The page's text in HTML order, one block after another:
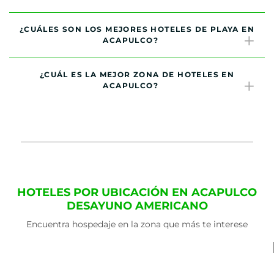
¿CUÁLES SON LOS MEJORES HOTELES DE PLAYA EN
ACAPULCO?
¿CUÁL ES LA MEJOR ZONA DE HOTELES EN
ACAPULCO?
HOTELES POR UBICACIÓN EN ACAPULCO
DESAYUNO AMERICANO
Encuentra hospedaje en la zona que más te interese